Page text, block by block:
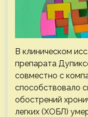
В клиническом
препарата
совместно с
способствовало
обострений
легких (ХОБЛ)